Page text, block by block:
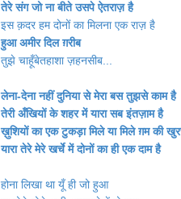
तेरे संग जो ना बीते उसपे ऐतराज़ है
इस क़दर हम दोनों का मिलना एक राज़ है
हुआ अमीर दिल ग़रीब
तुझे चाहूँबेतहाशा ज़हनसीब...
लेना-देना नहीं दुनिया से मेरा बस तुझसे काम है
तेरी अँखियों के शहर में यारा सब इंतज़ाम है
ख़ुशियों का एक टुकड़ा मिले या मिले ग़म की
यारा तेरे मेरे खर्चे में दोनों का ही एक दाम है
होना लिखा था यूँ ही जो हुआ